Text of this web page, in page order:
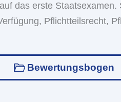
das erste
Pflichtteilsrecht,
Bewertungsbogen